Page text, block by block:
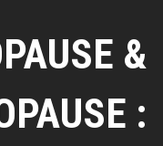
&
: